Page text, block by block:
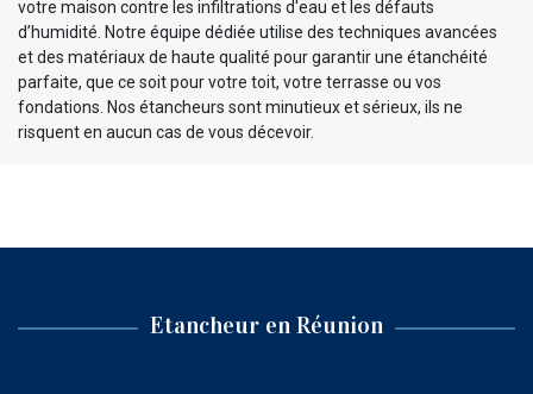
votre maison contre les infiltrations d'eau et les défauts
d’humidité. Notre équipe dédiée utilise des techniques avancées
et des matériaux de haute qualité pour garantir une étanchéité
parfaite, que ce soit pour votre toit, votre terrasse ou vos
fondations. Nos étancheurs sont minutieux et sérieux, ils ne
risquent en aucun cas de vous décevoir.
Etancheur en Réunion